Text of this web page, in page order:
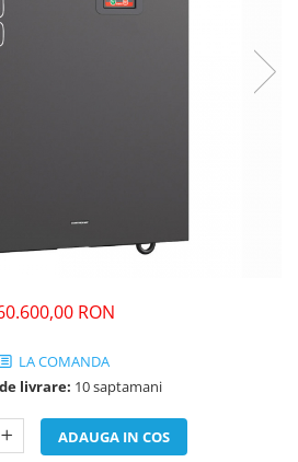
RON
LA COMANDA
livrare: 10 saptamani
ADAUGA IN COS